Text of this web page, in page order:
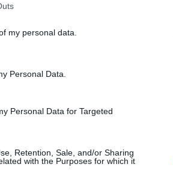
my personal data.
Personal Data.
Personal Data for Targeted
Retention, Sale, and/or Sharing
with the Purposes for which it